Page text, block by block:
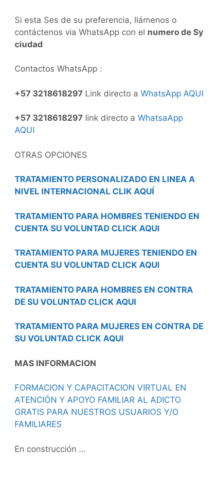
Si esta Ses de su preferencia, llámenos o
contáctenos via WhatsApp con el numero de Sy
ciudad
Contactos WhatsApp :
+57 3218618297 Link directo a WhatsApp AQUI
+57 3218618297 link directo a WhatsaApp
AQUI
OTRAS OPCIONES
TRATAMIENTO PERSONALIZADO EN LINEA A
NIVEL INTERNACIONAL CLIK AQUÍ
TRATAMIENTO PARA HOMBRES TENIENDO EN
CUENTA SU VOLUNTAD CLICK AQUI
TRATAMIENTO PARA MUJERES TENIENDO EN
CUENTA SU VOLUNTAD CLICK AQUI
TRATAMIENTO PARA HOMBRES EN CONTRA
DE SU VOLUNTAD CLICK AQUI
TRATAMIENTO PARA MUJERES EN CONTRA DE
SU VOLUNTAD CLICK AQUI
MAS INFORMACION
FORMACION Y CAPACITACION VIRTUAL EN
ATENCIÓN Y APOYO FAMILIAR AL ADICTO
GRATIS PARA NUESTROS USUARIOS Y/O
FAMILIARES
En construcción …